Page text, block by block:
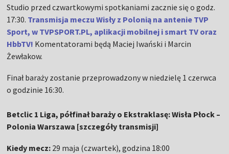
Studio przed czwartkowymi spotkaniami zacznie się o godz.
17:30. Transmisja meczu Wisły z Polonią na antenie TVP
Sport, w TVPSPORT.PL, aplikacji mobilnej i smart TV oraz
HbbTV! Komentatorami będą Maciej Iwański i Marcin
Żewłakow.
Finał baraży zostanie przeprowadzony w niedzielę 1 czerwca
o godzinie 16:30.
Betclic 1 Liga, półfinał baraży o Ekstraklasę: Wisła Płock –
Polonia Warszawa [szczegóły transmisji]
Kiedy mecz: 29 maja (czwartek), godzina 18:00